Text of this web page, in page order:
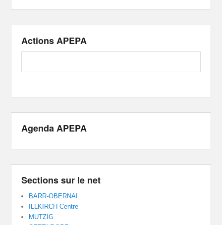
Actions APEPA
Agenda APEPA
Sections sur le net
BARR-OBERNAI
ILLKIRCH Centre
MUTZIG